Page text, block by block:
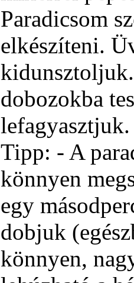
Paradicsom
elkészíteni.
dobozokba
lefagyasztjuk.
Tipp: - A
könnyen
egy
dobjuk
könnyen,